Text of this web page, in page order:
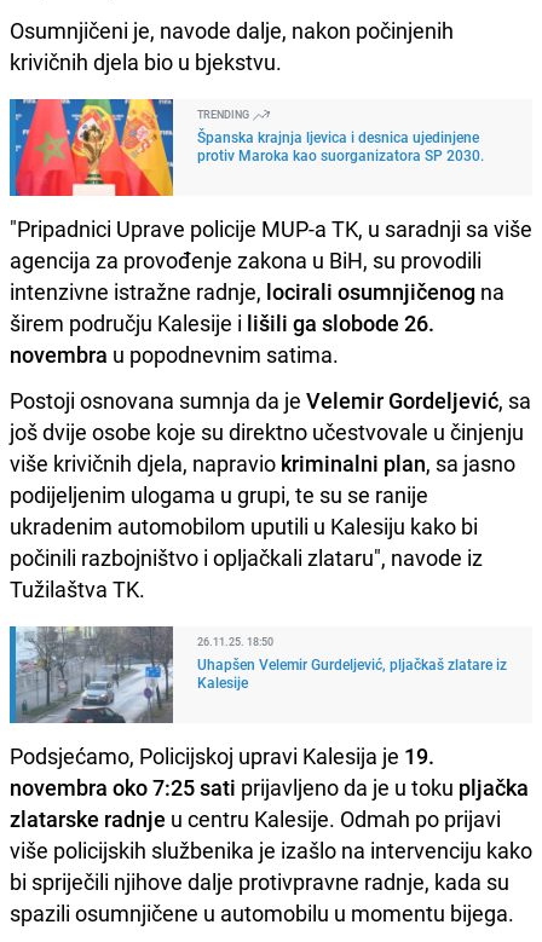
Osumnjičeni je, navode dalje, nakon počinjenih
krivičnih djela bio u bjekstvu.
TRENDING
Španska krajnja ljevica i desnica ujedinjene
protiv Maroka kao suorganizatora SP 2030.
"Pripadnici Uprave policije MUP-a TK, u saradnji sa više
agencija za provođenje zakona u BiH, su provodili
intenzivne istražne radnje, locirali osumnjičenog na
širem području Kalesije i lišili ga slobode 26.
novembra u popodnevnim satima.
Postoji osnovana sumnja da je Velemir Gordeljević, sa
još dvije osobe koje su direktno učestvovale u činjenju
više krivičnih djela, napravio kriminalni plan, sa jasno
podijeljenim ulogama u grupi, te su se ranije
ukradenim automobilom uputili u Kalesiju kako bi
počinili razbojništvo i opljačkali zlataru", navode iz
Tužilaštva TK.
26.11.25. 18:50
Uhapšen Velemir Gurdeljević, pljačkaš zlatare iz
Kalesije
Podsjećamo, Policijskoj upravi Kalesija je 19.
novembra oko 7:25 sati prijavljeno da je u toku pljačka
zlatarske radnje u centru Kalesije. Odmah po prijavi
više policijskih službenika je izašlo na intervenciju kako
bi spriječili njihove dalje protivpravne radnje, kada su
spazili osumnjičene u automobilu u momentu bijega.